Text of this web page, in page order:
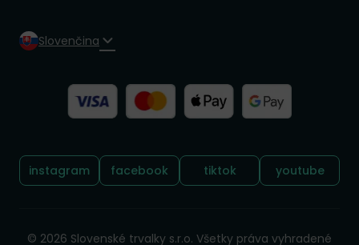
Slovenčina
Sledujte nás:
instagram facebook tiktok youtube
© 2026 Slovenské trvalky s.r.o. Všetky práva vyhradené